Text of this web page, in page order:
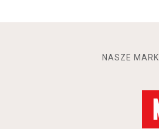
NASZE MARKI